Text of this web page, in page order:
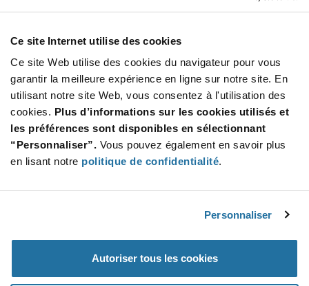
Ce site Internet utilise des cookies
Ce site Web utilise des cookies du navigateur pour vous
garantir la meilleure expérience en ligne sur notre site. En
utilisant notre site Web, vous consentez à l'utilisation des
cookies. Plus d’informations sur les cookies utilisés et
les préférences sont disponibles en sélectionnant
“Personnaliser”. Vous pouvez également en savoir plus
en lisant notre politique de confidentialité.
Personnaliser
Autoriser tous les cookies
Customer Care
Stay Connected!
SUBSCRIBE TO OUR NEWSLETTER
Be at the Forefront of New Technology Innovations
subscribe
button
SUBSCRIBE
Terms & Conditions|Terms of Use|Accessibility